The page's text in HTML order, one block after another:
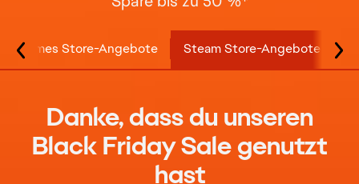
Games Store-Angebote Steam Store-Angebote